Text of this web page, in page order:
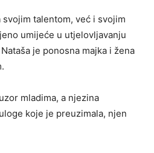
svojim talentom, već i svojim
umijeće u utjelovljavanju
je ponosna majka i žena
mladima, a njezina
koje je preuzimala, njen